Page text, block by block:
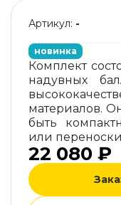
Артикул: -
новинка
Комплект
надувных
материалов.
быть
или
22 080 ₽